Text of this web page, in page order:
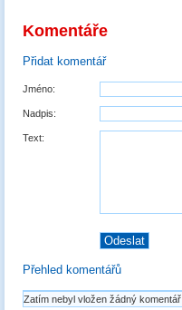
Komentáře
Přidat komentář
Jméno:
Nadpis:
Text:
Přehled komentářů
Zatím nebyl vložen žádný komentář